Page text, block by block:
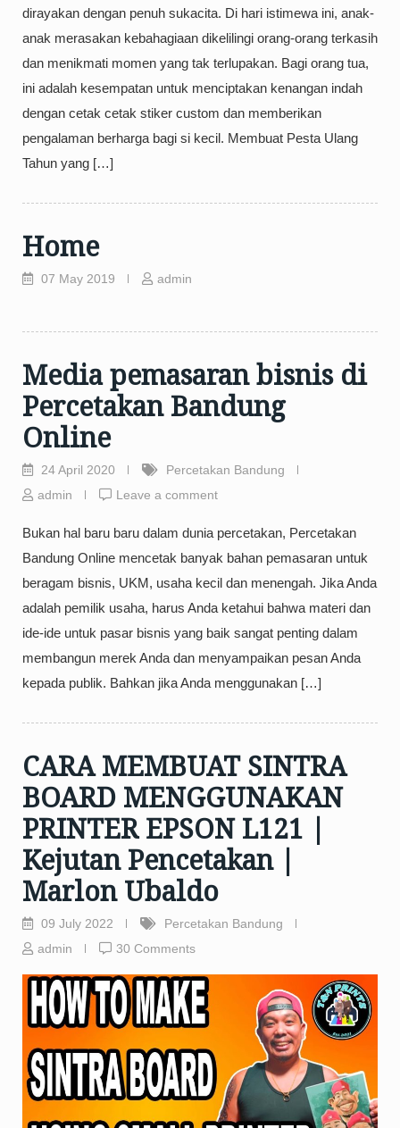
dirayakan dengan penuh sukacita. Di hari istimewa ini, anak-
anak merasakan kebahagiaan dikelilingi orang-orang terkasih
dan menikmati momen yang tak terlupakan. Bagi orang tua,
ini adalah kesempatan untuk menciptakan kenangan indah
dengan cetak cetak stiker custom dan memberikan
pengalaman berharga bagi si kecil. Membuat Pesta Ulang
Tahun yang […]
Home
07 May 2019 admin
Media pemasaran bisnis di
Percetakan Bandung
Online
24 April 2020
Percetakan Bandung
admin
Leave a comment
Bukan hal baru baru dalam dunia percetakan, Percetakan
Bandung Online mencetak banyak bahan pemasaran untuk
beragam bisnis, UKM, usaha kecil dan menengah. Jika Anda
adalah pemilik usaha, harus Anda ketahui bahwa materi dan
ide-ide untuk pasar bisnis yang baik sangat penting dalam
membangun merek Anda dan menyampaikan pesan Anda
kepada publik. Bahkan jika Anda menggunakan […]
CARA MEMBUAT SINTRA
BOARD MENGGUNAKAN
PRINTER EPSON L121 |
Kejutan Pencetakan |
Marlon Ubaldo
09 July 2022
Percetakan Bandung
admin
30 Comments